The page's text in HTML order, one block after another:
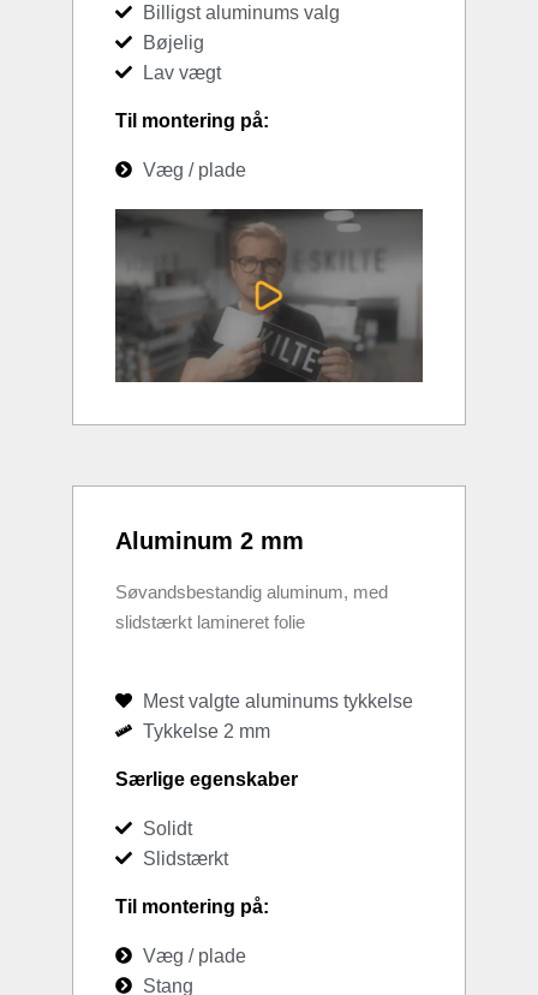
Billigst aluminums valg
Bøjelig
Lav vægt
Til montering på:
Væg / plade
Aluminum 2 mm
Søvandsbestandig aluminum, med
slidstærkt lamineret folie
Mest valgte aluminums tykkelse
Tykkelse 2 mm
Særlige egenskaber
Solidt
Slidstærkt
Til montering på:
Væg / plade
Stang